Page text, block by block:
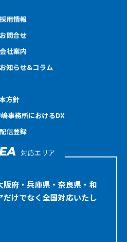
採用情報
お問合せ
会社案内
お知らせ&コラム
方針
事務所におけるDX
信登録
対応エリア
府・兵庫県・奈良県・和
けでなく全国対応いたし